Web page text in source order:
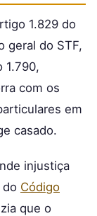
1.829 do
geral do STF,
1.790,
com os
em
casado.
injustiça
do Código
que o